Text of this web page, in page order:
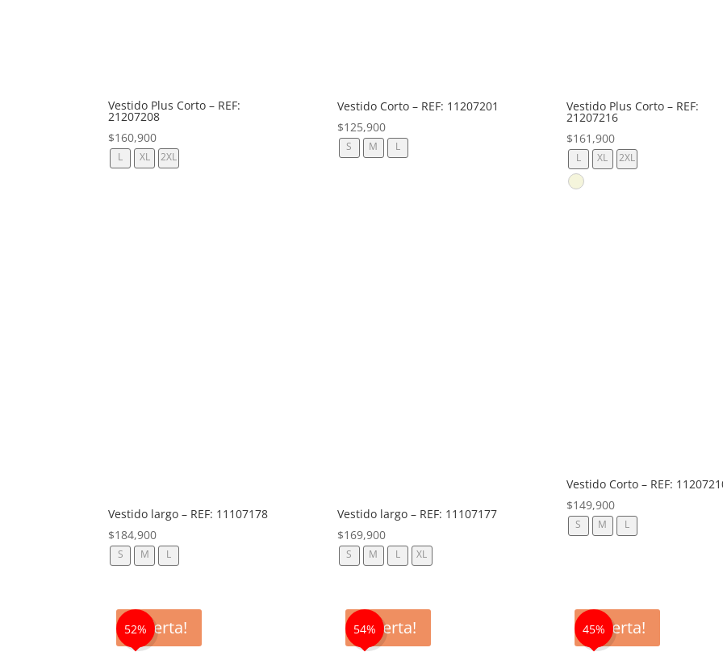
Vestido Plus Corto – REF:
21207208
$160,900
L XL 2XL
Vestido Corto – REF: 11207201
$125,900
S M L
Vestido Plus Corto – REF:
21207216
$161,900
L XL 2XL
Vestido largo – REF: 11107178
$184,900
S M L
Vestido largo – REF: 11107177
$169,900
S M L XL
Vestido Corto – REF:
$149,900
S M L
52%
¡Oferta! 54%
¡Oferta! 45%
¡Oferta!